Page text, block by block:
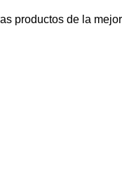
productos de la